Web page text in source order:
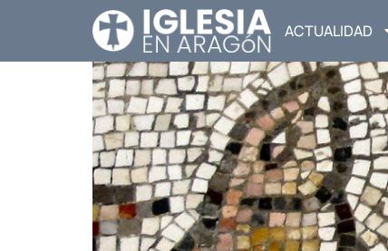
ACTUALIDAD